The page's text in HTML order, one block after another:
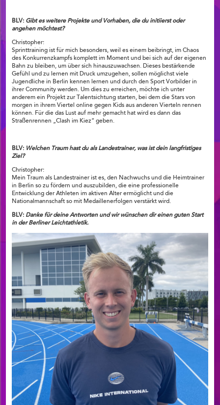
BLV: Gibt es weitere Projekte und Vorhaben, die du initiierst oder
angehen möchtest?
Christopher:
Sprinttraining ist für mich besonders, weil es einem beibringt, im Chaos
des Konkurrenzkampfs komplett im Moment und bei sich auf der eigenen
Bahn zu bleiben, um über sich hinauszuwachsen. Dieses bestärkende
Gefühl und zu lernen mit Druck umzugehen, sollen möglichst viele
Jugendliche in Berlin kennen lernen und durch den Sport Vorbilder in
ihrer Community werden. Um dies zu erreichen, möchte ich unter
anderem ein Projekt zur Talentsichtung starten, bei dem die Stars von
morgen in ihrem Viertel online gegen Kids aus anderen Vierteln rennen
können. Für die das Lust auf mehr gemacht hat wird es dann das
Straßenrennen „Clash im Kiez“ geben.
BLV: Welchen Traum hast du als Landestrainer, was ist dein langfristiges
Ziel?
Christopher:
Mein Traum als Landestrainer ist es, den Nachwuchs und die Heimtrainer
in Berlin so zu fördern und auszubilden, die eine professionelle
Entwicklung der Athleten im aktiven Alter ermöglicht und die
Nationalmannschaft so mit Medaillenerfolgen verstärkt wird.
BLV: Danke für deine Antworten und wir wünschen dir einen guten Start
in der Berliner Leichtathletik.